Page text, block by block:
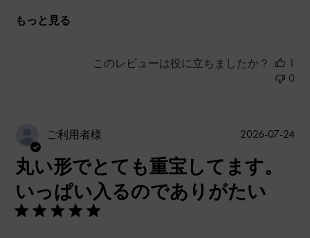
もっと見る
このレビューは役に立ちましたか？
1
0
ご利用者様
丸い形でとても重宝してます。
いっぱい入るのでありがたい
公
2026-07-24